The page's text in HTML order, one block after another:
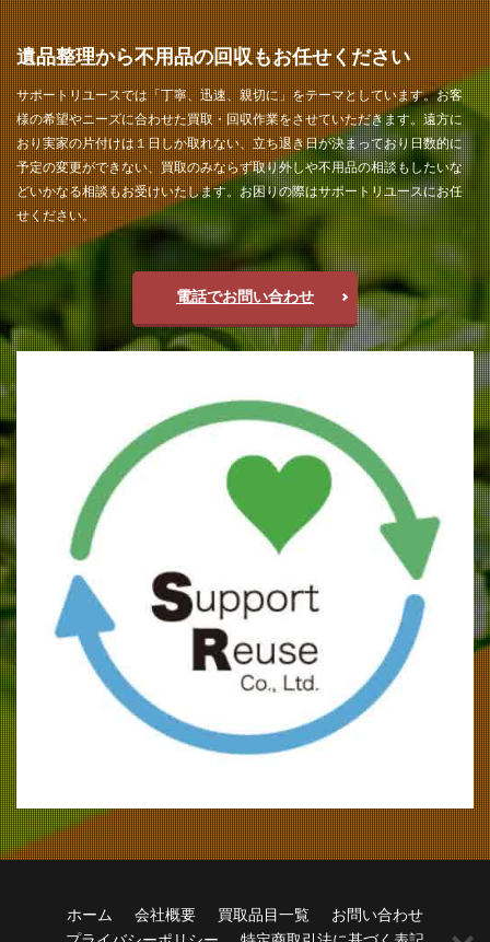
遺品整理から不用品の回収もお任せください
サポートリユースでは「丁寧、迅速、親切に」をテーマとしています。お客
様の希望やニーズに合わせた買取・回収作業をさせていただきます。遠方に
おり実家の片付けは１日しか取れない、立ち退き日が決まっており日数的に
予定の変更ができない、買取のみならず取り外しや不用品の相談もしたいな
どいかなる相談もお受けいたします。お困りの際はサポートリユースにお任
せください。
電話でお問い合わせ
ホーム 会社概要 買取品目一覧
お問い合わせ